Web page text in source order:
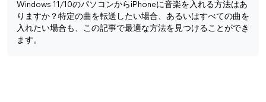
Windows 11/10のパソコンからiPhoneに音楽を入れる方法はあ
りますか？特定の曲を転送したい場合、あるいはすべての曲を
入れたい場合も、この記事で最適な方法を見つけることができ
ます。